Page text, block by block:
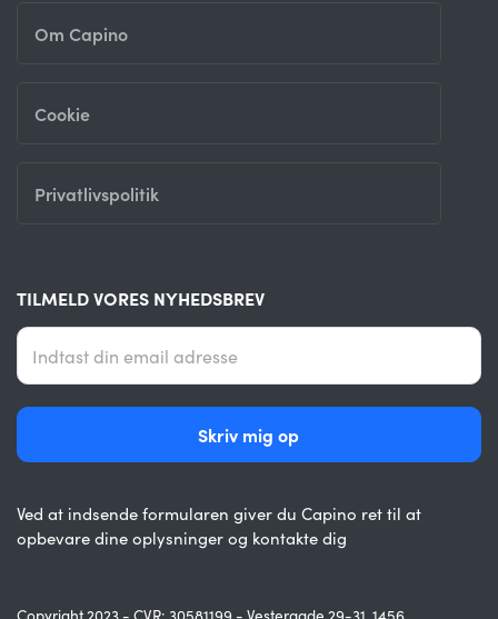
Om Capino
Cookie
Privatlivspolitik
TILMELD VORES NYHEDSBREV
Ved at indsende formularen giver du Capino ret til at
opbevare dine oplysninger og kontakte dig
Copyright 2023 - CVR: 30581199 - Vestergade 29-31, 1456